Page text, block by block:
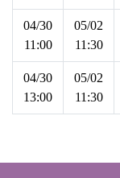
04/30
11:00
05/02
11:30
04/30
13:00
05/02
11:30